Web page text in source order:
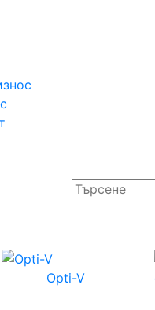
Opti-V